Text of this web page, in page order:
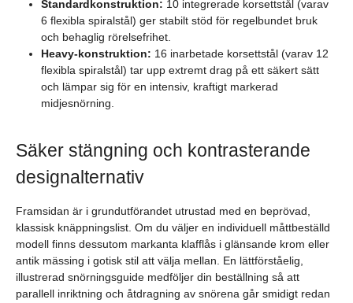
Standardkonstruktion: 10 integrerade korsettstål (varav
6 flexibla spiralstål) ger stabilt stöd för regelbundet bruk
och behaglig rörelsefrihet.
Heavy-konstruktion: 16 inarbetade korsettstål (varav 12
flexibla spiralstål) tar upp extremt drag på ett säkert sätt
och lämpar sig för en intensiv, kraftigt markerad
midjesnörning.
Säker stängning och kontrasterande
designalternativ
Framsidan är i grundutförandet utrustad med en beprövad,
klassisk knäppningslist. Om du väljer en individuell måttbeställd
modell finns dessutom markanta klafflås i glänsande krom eller
antik mässing i gotisk stil att välja mellan. En lättförståelig,
illustrerad snörningsguide medföljer din beställning så att
parallell inriktning och åtdragning av snörena går smidigt redan